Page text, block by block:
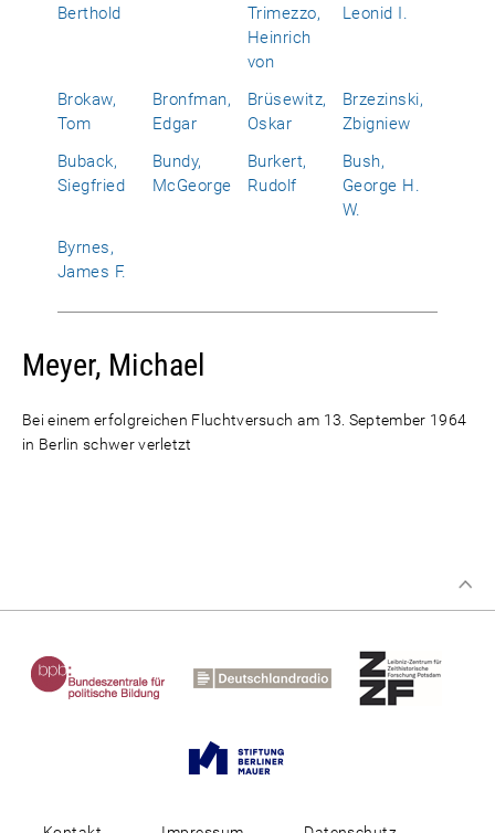
Berthold
Trimezzo,
Heinrich
von
Leonid I.
Brokaw,
Tom
Bronfman,
Edgar
Brüsewitz,
Oskar
Brzezinski,
Zbigniew
Buback,
Siegfried
Bundy,
McGeorge
Burkert,
Rudolf
Bush,
George H.
W.
Byrnes,
James F.
Meyer, Michael
Bei einem erfolgreichen Fluchtversuch am 13. September 1964
in Berlin schwer verletzt